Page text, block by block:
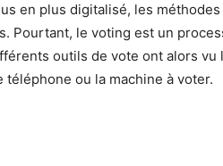
en plus digitalisé, les
Pourtant, le voting est un
outils de vote ont alors
ou la machine à voter.